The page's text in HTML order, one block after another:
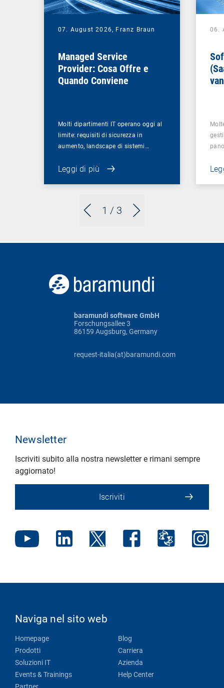
1 / 3
07. August 2026, Franz Braun
Managed Service
Provider: Cosa Offre e
Quando Conviene
Molti dipartimenti IT operano oggi al
limite: requisiti di sicurezza in
aumento, landscape di sistemi…
Leggi di più
06.
baramundi software GmbH
Forschungsallee 3
86159 Augsburg, Germany
request-italia(at)baramundi.com
Newsletter
Iscriviti subito alla nostra newsletter e rimani sempre
aggiornato!
Iscriviti
Naviga nel sito web
Homepage
Prodotti
Soluzioni IT
Events & Trainings
Blog
Carriera
Azienda
Help Center